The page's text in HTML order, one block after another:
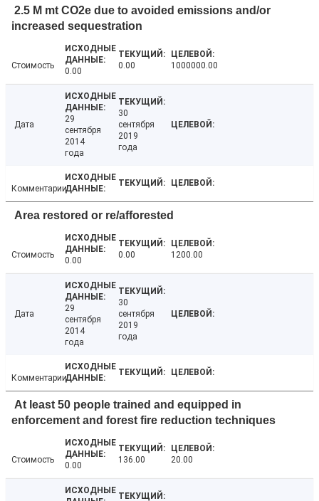
2.5 M mt CO2e due to avoided emissions and/or
increased sequestration
Стоимость
0.00
0.00 1000000.00
Дата
29
сентября
2014
года
30
сентября
2019
года
Комментарии
Area restored or re/afforested
Стоимость
0.00
0.00 1200.00
Дата
29
сентября
2014
года
30
сентября
2019
года
Комментарии
At least 50 people trained and equipped in
enforcement and forest fire reduction techniques
Стоимость
0.00
136.00 20.00